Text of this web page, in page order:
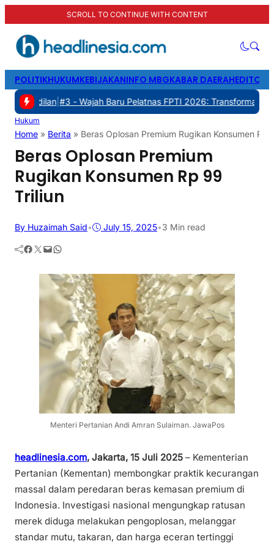
SCROLL TO CONTINUE WITH CONTENT
POLITIKHUKUMKEBIJAKANINFO MBGKABAR DAERAH
#3 -Wajah Baru Pelatnas FPTI 2026: Transformasi Manajemen,
Hukum
Home » Berita » Beras Oplosan Premium Rugikan Konsumen Rp
Beras Oplosan Premium
Rugikan Konsumen Rp 99
Triliun
By Huzaimah Said• July 15, 2025•3 Min read
Facebook Twitter Mail WhatsApp
Menteri Pertanian Andi Amran Sulaiman. JawaPos
headlinesia.com, Jakarta, 15 Juli 2025 – Kementerian
Pertanian (Kementan) membongkar praktik kecurangan
massal dalam peredaran beras kemasan premium di
Indonesia. Investigasi nasional mengungkap ratusan
merek diduga melakukan pengoplosan, melanggar
standar mutu, takaran, dan harga eceran tertinggi